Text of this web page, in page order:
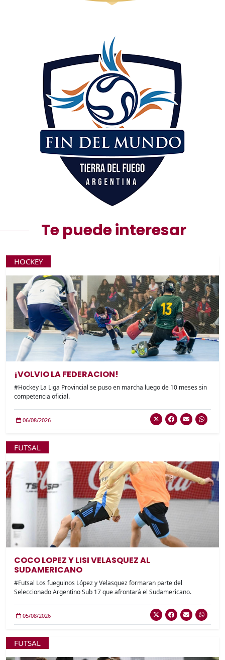
Te puede interesar
HOCKEY
¡VOLVIO LA FEDERACION!
#Hockey La Liga Provincial se puso en marcha luego de 10 meses sin
competencia oficial.
06/08/2026
FUTSAL
COCO LOPEZ Y LISI VELASQUEZ AL
SUDAMERICANO
#Futsal Los fueguinos López y Velasquez formaran parte del
Seleccionado Argentino Sub 17 que afrontará el Sudamericano.
05/08/2026
FUTSAL